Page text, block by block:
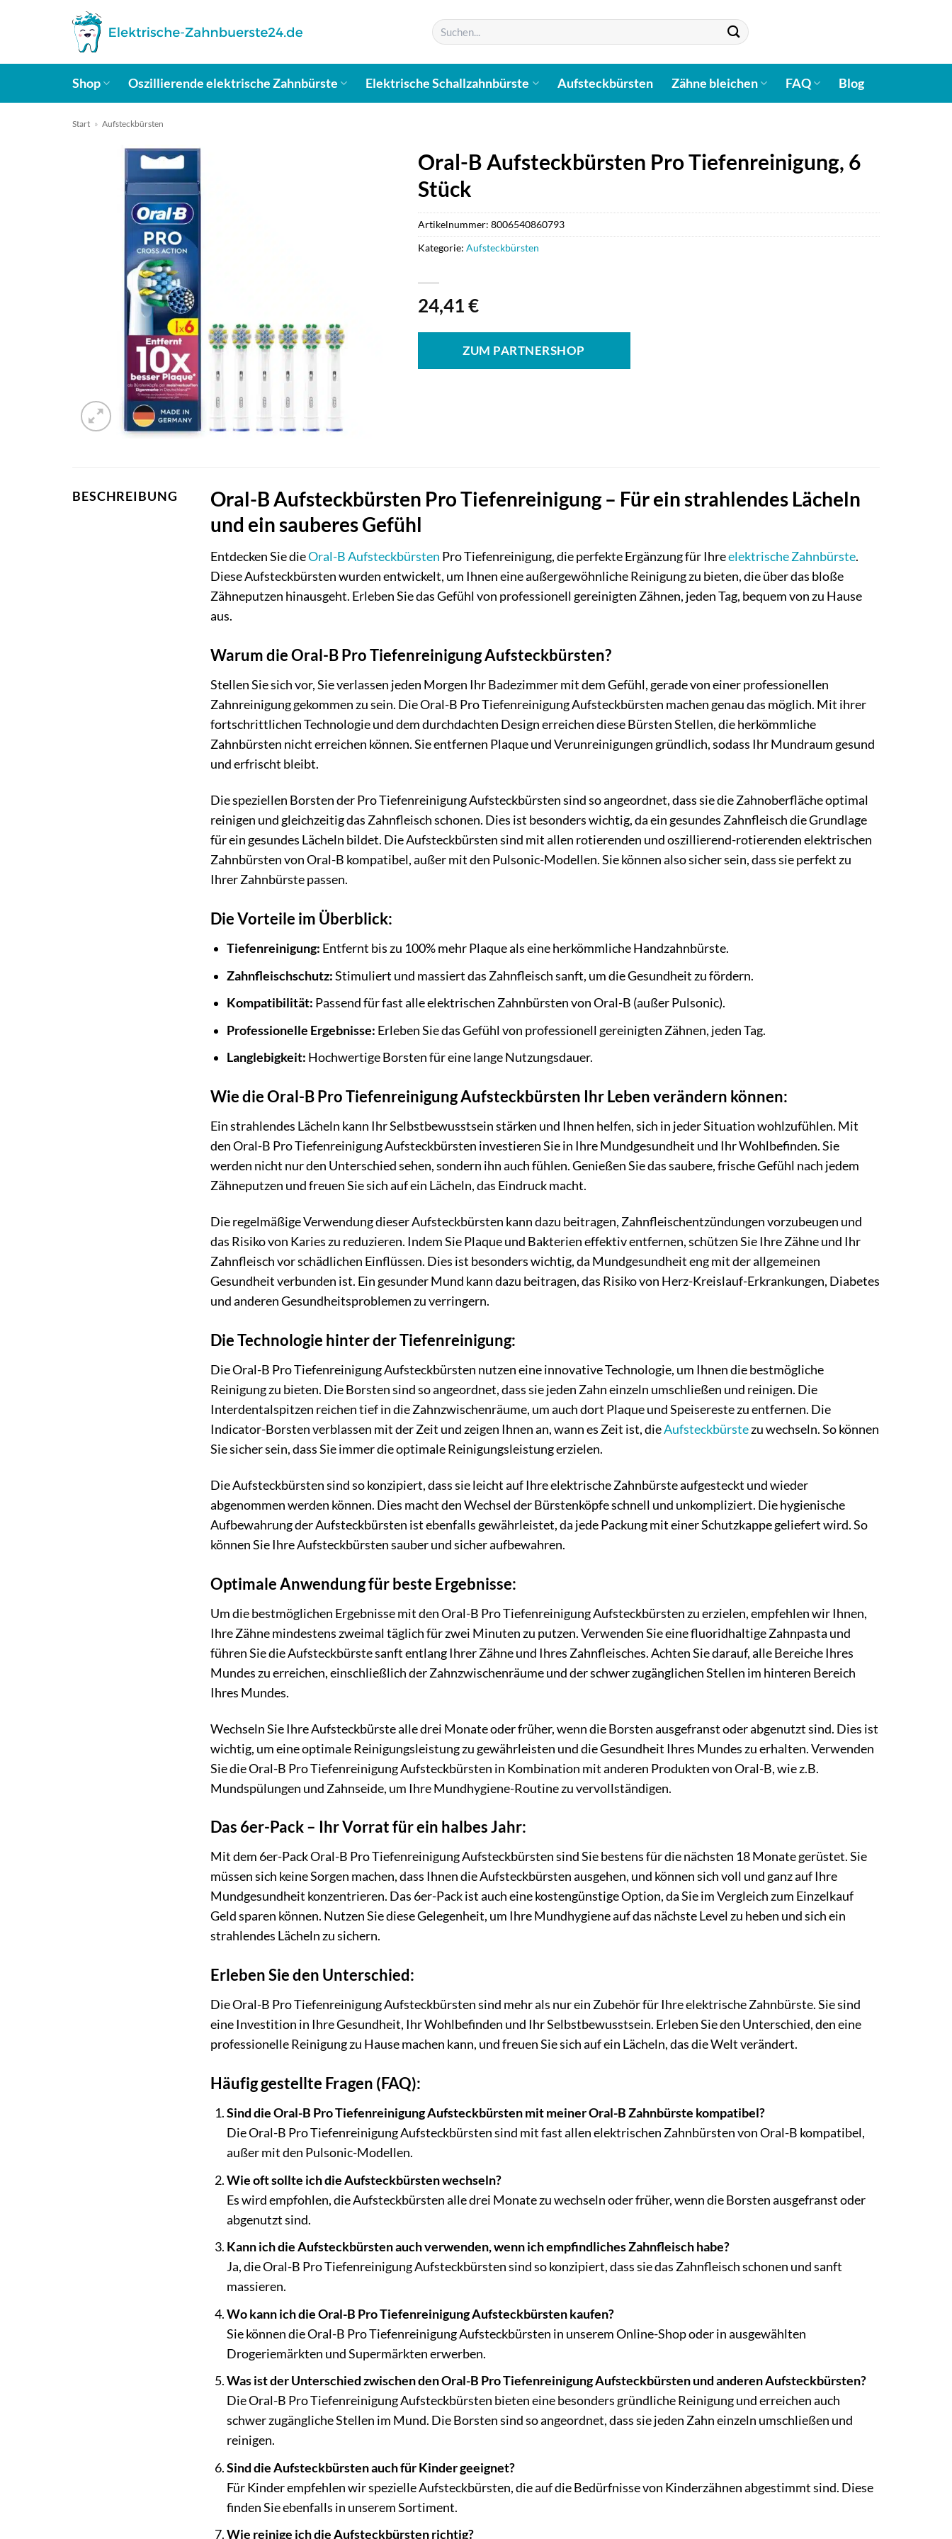
Suchen
nach:
Shop Oszillierende elektrische Zahnbürste Elektrische Schallzahnbürste Aufsteckbürsten Zähne bleichen FAQ Blog
Start » Aufsteckbürsten
Oral-B Aufsteckbürsten Pro Tiefenreinigung, 6
Stück
24,41€
ZUM PARTNERSHOP
Artikelnummer: 8006540860793
Kategorie: Aufsteckbürsten
BESCHREIBUNG
Oral-B Aufsteckbürsten Pro Tiefenreinigung – Für ein strahlendes Lächeln
und ein sauberes Gefühl
Entdecken Sie dieOral-BAufsteckbürsten Pro Tiefenreinigung, die perfekte Ergänzung für Ihreelektrische Zahnbürste.
Diese Aufsteckbürsten wurden entwickelt, um Ihnen eine außergewöhnliche Reinigung zu bieten, die über das bloße
Zähneputzen hinausgeht. Erleben Sie das Gefühl von professionell gereinigten Zähnen, jeden Tag, bequem von zu Hause
aus.
Warum die Oral-B Pro Tiefenreinigung Aufsteckbürsten?
Stellen Sie sich vor, Sie verlassen jeden Morgen Ihr Badezimmer mit dem Gefühl, gerade von einer professionellen
Zahnreinigung gekommen zu sein. Die Oral-B Pro Tiefenreinigung Aufsteckbürsten machen genau das möglich. Mit ihrer
fortschrittlichen Technologie und dem durchdachten Design erreichen diese Bürsten Stellen, die herkömmliche
Zahnbürsten nicht erreichen können. Sie entfernen Plaque und Verunreinigungen gründlich, sodass Ihr Mundraum gesund
und erfrischt bleibt.
Die speziellen Borsten der Pro Tiefenreinigung Aufsteckbürsten sind so angeordnet, dass sie die Zahnoberfläche optimal
reinigen und gleichzeitig das Zahnfleisch schonen. Dies ist besonders wichtig, da ein gesundes Zahnfleisch die Grundlage
für ein gesundes Lächeln bildet. Die Aufsteckbürsten sind mit allen rotierenden und oszillierend-rotierenden elektrischen
Zahnbürsten von Oral-B kompatibel, außer mit den Pulsonic-Modellen. Sie können also sicher sein, dass sie perfekt zu
Ihrer Zahnbürste passen.
Die Vorteile im Überblick:
Tiefenreinigung: Entfernt bis zu 100% mehr Plaque als eine herkömmliche Handzahnbürste.
Zahnfleischschutz:Stimuliert und massiert das Zahnfleisch sanft, um die Gesundheit zu fördern.
Kompatibilität: Passend für fast alle elektrischen Zahnbürsten von Oral-B (außer Pulsonic).
Professionelle Ergebnisse: Erleben Sie das Gefühl von professionell gereinigten Zähnen, jeden Tag.
Langlebigkeit: Hochwertige Borsten für eine lange Nutzungsdauer.
Wie die Oral-B Pro Tiefenreinigung Aufsteckbürsten Ihr Leben verändern können:
Ein strahlendes Lächeln kann Ihr Selbstbewusstsein stärken und Ihnen helfen, sich in jeder Situation wohlzufühlen. Mit
den Oral-B Pro Tiefenreinigung Aufsteckbürsten investieren Sie in Ihre Mundgesundheit und Ihr Wohlbefinden. Sie
werden nicht nur den Unterschied sehen, sondern ihn auch fühlen. Genießen Sie das saubere, frische Gefühl nach jedem
Zähneputzen und freuen Sie sich auf ein Lächeln, das Eindruck macht.
Die regelmäßige Verwendung dieser Aufsteckbürsten kann dazu beitragen, Zahnfleischentzündungen vorzubeugen und
das Risiko von Karies zu reduzieren. Indem Sie Plaque und Bakterien effektiv entfernen, schützen Sie Ihre Zähne und Ihr
Zahnfleisch vor schädlichen Einflüssen. Dies ist besonders wichtig, da Mundgesundheit eng mit der allgemeinen
Gesundheit verbunden ist. Ein gesunder Mund kann dazu beitragen, das Risiko von Herz-Kreislauf-Erkrankungen, Diabetes
und anderen Gesundheitsproblemen zu verringern.
Die Technologie hinter der Tiefenreinigung:
Die Oral-B Pro Tiefenreinigung Aufsteckbürsten nutzen eine innovative Technologie, um Ihnen die bestmögliche
Reinigung zu bieten. Die Borsten sind so angeordnet, dass sie jeden Zahn einzeln umschließen und reinigen. Die
Interdentalspitzen reichen tief in die Zahnzwischenräume, um auch dort Plaque und Speisereste zu entfernen. Die
Indicator-Borsten verblassen mit der Zeit und zeigen Ihnen an, wann es Zeit ist, dieAufsteckbürstezu wechseln. So können
Sie sicher sein, dass Sie immer die optimale Reinigungsleistung erzielen.
Die Aufsteckbürsten sind so konzipiert, dass sie leicht auf Ihre elektrische Zahnbürste aufgesteckt und wieder
abgenommen werden können. Dies macht den Wechsel der Bürstenköpfe schnell und unkompliziert. Die hygienische
Aufbewahrung der Aufsteckbürsten ist ebenfalls gewährleistet, da jede Packung mit einer Schutzkappe geliefert wird. So
können Sie Ihre Aufsteckbürsten sauber und sicher aufbewahren.
Optimale Anwendung für beste Ergebnisse:
Um die bestmöglichen Ergebnisse mit den Oral-B Pro Tiefenreinigung Aufsteckbürsten zu erzielen, empfehlen wir Ihnen,
Ihre Zähne mindestens zweimal täglich für zwei Minuten zu putzen. Verwenden Sie eine fluoridhaltige Zahnpasta und
führen Sie die Aufsteckbürste sanft entlang Ihrer Zähne und Ihres Zahnfleisches. Achten Sie darauf, alle Bereiche Ihres
Mundes zu erreichen, einschließlich der Zahnzwischenräume und der schwer zugänglichen Stellen im hinteren Bereich
Ihres Mundes.
Wechseln Sie Ihre Aufsteckbürste alle drei Monate oder früher, wenn die Borsten ausgefranst oder abgenutzt sind. Dies ist
wichtig, um eine optimale Reinigungsleistung zu gewährleisten und die Gesundheit Ihres Mundes zu erhalten. Verwenden
Sie die Oral-B Pro Tiefenreinigung Aufsteckbürsten in Kombination mit anderen Produkten von Oral-B, wie z.B.
Mundspülungen und Zahnseide, um Ihre Mundhygiene-Routine zu vervollständigen.
Das 6er-Pack – Ihr Vorrat für ein halbes Jahr:
Mit dem 6er-Pack Oral-B Pro Tiefenreinigung Aufsteckbürsten sind Sie bestens für die nächsten 18 Monate gerüstet. Sie
müssen sich keine Sorgen machen, dass Ihnen die Aufsteckbürsten ausgehen, und können sich voll und ganz auf Ihre
Mundgesundheit konzentrieren. Das 6er-Pack ist auch eine kostengünstige Option, da Sie im Vergleich zum Einzelkauf
Geld sparen können. Nutzen Sie diese Gelegenheit, um Ihre Mundhygiene auf das nächste Level zu heben und sich ein
strahlendes Lächeln zu sichern.
Erleben Sie den Unterschied:
Die Oral-B Pro Tiefenreinigung Aufsteckbürsten sind mehr als nur ein Zubehör für Ihre elektrische Zahnbürste. Sie sind
eine Investition in Ihre Gesundheit, Ihr Wohlbefinden und Ihr Selbstbewusstsein. Erleben Sie den Unterschied, den eine
professionelle Reinigung zu Hause machen kann, und freuen Sie sich auf ein Lächeln, das die Welt verändert.
Häufig gestellte Fragen (FAQ):
Sind die Oral-B Pro Tiefenreinigung Aufsteckbürsten mit meiner Oral-B Zahnbürste kompatibel?
Die Oral-B Pro Tiefenreinigung Aufsteckbürsten sind mit fast allen elektrischen Zahnbürsten von Oral-B kompatibel,
außer mit den Pulsonic-Modellen.
Wie oft sollte ich die Aufsteckbürsten wechseln?
Es wird empfohlen, die Aufsteckbürsten alle drei Monate zu wechseln oder früher, wenn die Borsten ausgefranst oder
abgenutzt sind.
Kann ich die Aufsteckbürsten auch verwenden, wenn ich empfindliches Zahnfleisch habe?
Ja, die Oral-B Pro Tiefenreinigung Aufsteckbürsten sind so konzipiert, dass sie das Zahnfleisch schonen und sanft
massieren.
Wo kann ich die Oral-B Pro Tiefenreinigung Aufsteckbürsten kaufen?
Sie können die Oral-B Pro Tiefenreinigung Aufsteckbürsten in unserem Online-Shop oder in ausgewählten
Drogeriemärkten und Supermärkten erwerben.
Was ist der Unterschied zwischen den Oral-B Pro Tiefenreinigung Aufsteckbürsten und anderen Aufsteckbürsten?
Die Oral-B Pro Tiefenreinigung Aufsteckbürsten bieten eine besonders gründliche Reinigung und erreichen auch
schwer zugängliche Stellen im Mund. Die Borsten sind so angeordnet, dass sie jeden Zahn einzeln umschließen und
reinigen.
Sind die Aufsteckbürsten auch für Kinder geeignet?
Für Kinder empfehlen wir spezielle Aufsteckbürsten, die auf die Bedürfnisse von Kinderzähnen abgestimmt sind. Diese
finden Sie ebenfalls in unserem Sortiment.
Wie reinige ich die Aufsteckbürsten richtig?